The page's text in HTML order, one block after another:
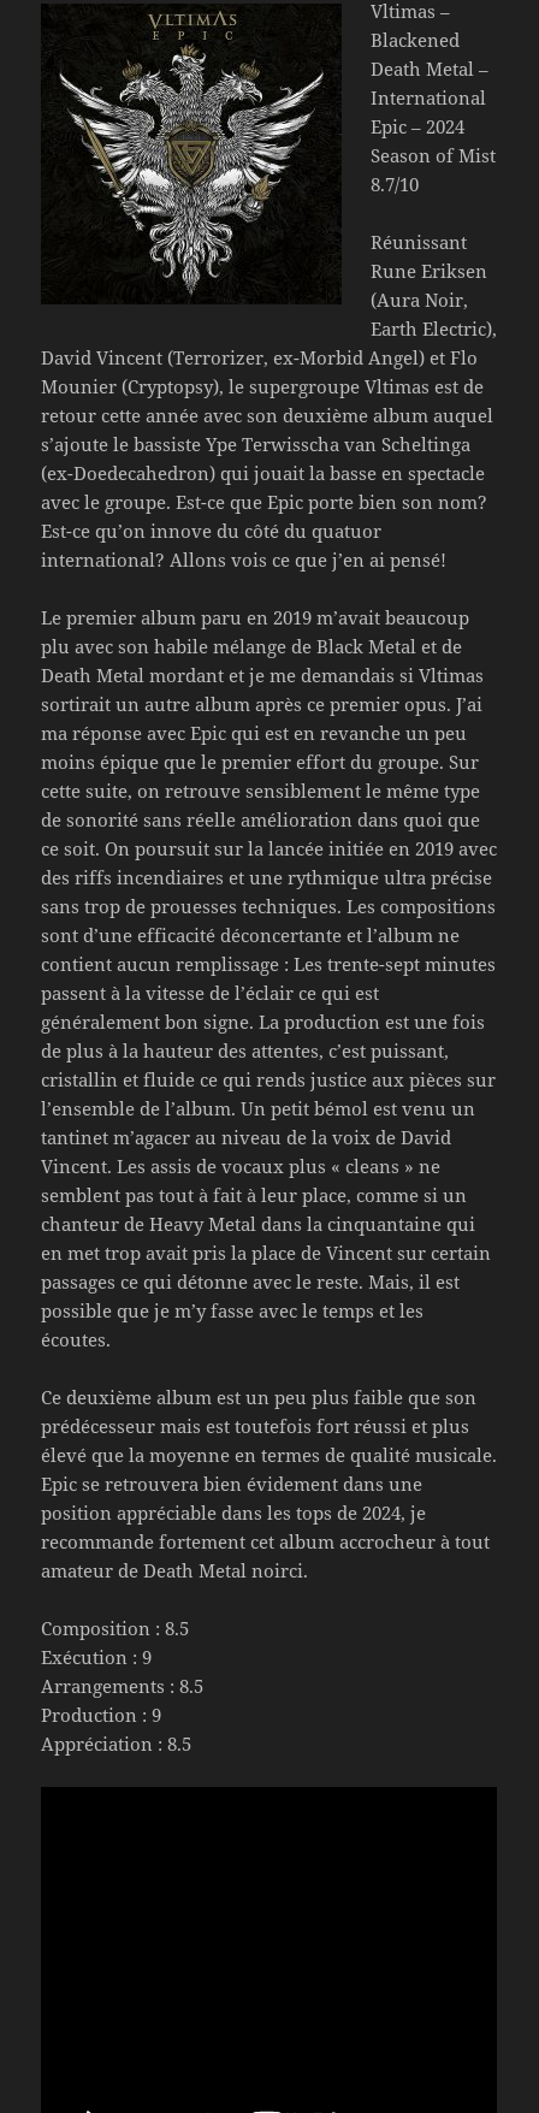
Vltimas –
Blackened
Death Metal –
International
Epic – 2024
Season of Mist
8.7/10
Réunissant
Rune Eriksen
(Aura Noir,
Earth Electric),
David Vincent (Terrorizer, ex-Morbid Angel) et Flo
Mounier (Cryptopsy), le supergroupe Vltimas est de
retour cette année avec son deuxième album auquel
s’ajoute le bassiste Ype Terwisscha van Scheltinga
(ex-Doedecahedron) qui jouait la basse en spectacle
avec le groupe. Est-ce que Epic porte bien son nom?
Est-ce qu’on innove du côté du quatuor
international? Allons vois ce que j’en ai pensé!
Le premier album paru en 2019 m’avait beaucoup
plu avec son habile mélange de Black Metal et de
Death Metal mordant et je me demandais si Vltimas
sortirait un autre album après ce premier opus. J’ai
ma réponse avec Epic qui est en revanche un peu
moins épique que le premier effort du groupe. Sur
cette suite, on retrouve sensiblement le même type
de sonorité sans réelle amélioration dans quoi que
ce soit. On poursuit sur la lancée initiée en 2019 avec
des riffs incendiaires et une rythmique ultra précise
sans trop de prouesses techniques. Les compositions
sont d’une efficacité déconcertante et l’album ne
contient aucun remplissage : Les trente-sept minutes
passent à la vitesse de l’éclair ce qui est
généralement bon signe. La production est une fois
de plus à la hauteur des attentes, c’est puissant,
cristallin et fluide ce qui rends justice aux pièces sur
l’ensemble de l’album. Un petit bémol est venu un
tantinet m’agacer au niveau de la voix de David
Vincent. Les assis de vocaux plus « cleans » ne
semblent pas tout à fait à leur place, comme si un
chanteur de Heavy Metal dans la cinquantaine qui
en met trop avait pris la place de Vincent sur certain
passages ce qui détonne avec le reste. Mais, il est
possible que je m’y fasse avec le temps et les
écoutes.
Ce deuxième album est un peu plus faible que son
prédécesseur mais est toutefois fort réussi et plus
élevé que la moyenne en termes de qualité musicale.
Epic se retrouvera bien évidement dans une
position appréciable dans les tops de 2024, je
recommande fortement cet album accrocheur à tout
amateur de Death Metal noirci.
Composition : 8.5
Exécution : 9
Arrangements : 8.5
Production : 9
Appréciation : 8.5